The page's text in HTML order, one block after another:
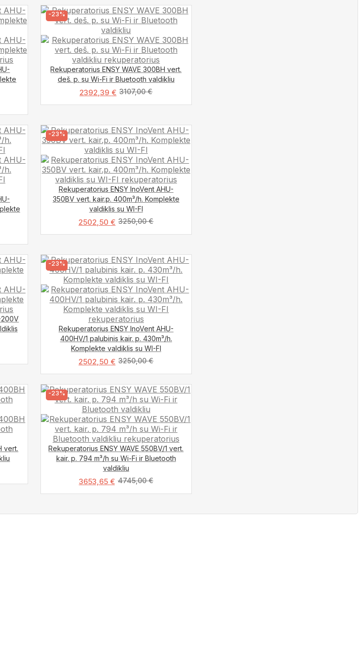
-23%
Rekuperatorius ENSY WAVE 300BH vert.
deš. p. su Wi-Fi ir Bluetooth valdikliu
2392,39 € 3107,00€
-23%
Rekuperatorius ENSY InoVent AHU-
350BV vert. kair.p. 400m³/h. Komplekte
valdiklis su WI-FI
2502,50 € 3250,00€
200V
-23%
Rekuperatorius ENSY InoVent AHU-
400HV/1 palubinis kair. p. 430m³/h.
Komplekte valdiklis su WI-FI
2502,50 € 3250,00€
vert.
-23%
Rekuperatorius ENSY WAVE 550BV/1 vert.
kair. p. 794 m³/h su Wi-Fi ir Bluetooth
valdikliu
3653,65 € 4745,00€